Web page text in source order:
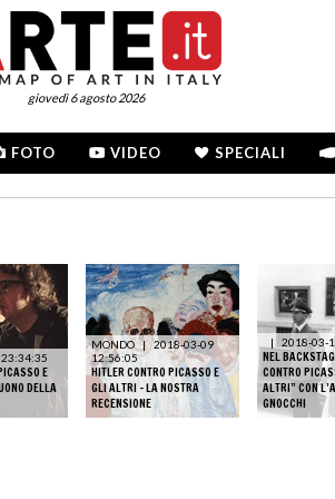
giovedì 6 agosto 2026
FOTO VIDEO SPECIALI
E
DELLA
MONDO | 2018-03-09
12:56:05
HITLER CONTRO PICASSO E
GLI ALTRI - LA NOSTRA
RECENSIONE
| 2018-03-
NEL
CONTRO
ALTRI” CON
GNOCCHI